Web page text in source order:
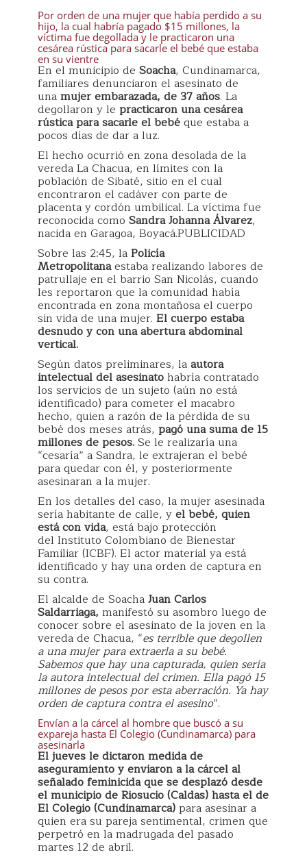
Por orden de una mujer que había perdido a su
hijo, la cual habría pagado $15 millones, la
víctima fue degollada y le practicaron una
cesárea rústica para sacarle el bebé que estaba
en su vientre
En el municipio de Soacha, Cundinamarca,
familiares denunciaron el asesinato de
unamujer embarazada, de 37 años. La
degollaron y le practicaron una cesárea
rústica para sacarle el bebéque estaba a
pocos días de dar a luz.
El hecho ocurrió en zona desolada de la
vereda La Chacua, en límites con la
población de Sibaté, sitio en el cual
encontraron el cadáver con parte de
placenta y cordón umbilical. La víctima fue
reconocida como Sandra Johanna Álvarez,
nacida en Garagoa, Boyacá.PUBLICIDAD
Sobre las 2:45, laPolicía
Metropolitanaestaba realizando labores de
patrullaje en el barrio San Nicolás, cuando
les reportaron que la comunidad había
encontrada en zona montañosa el cuerpo
sin vida de una mujer. El cuerpo estaba
desnudo y con una abertura abdominal
vertical.
Según datos preliminares, laautora
intelectual del asesinatohabría contratado
los servicios de un sujeto (aún no está
identificado) para cometer el macabro
hecho, quien a razón de la pérdida de su
bebé dos meses atrás, pagó una suma de 15
millones de pesos.Se le realizaría una
“cesaría” a Sandra, le extrajeran el bebé
para quedar con él, y posteriormente
asesinaran a la mujer.
En los detalles del caso, la mujer asesinada
sería habitante de calle, yel bebé, quien
está con vida, está bajo protección
del Instituto Colombiano de Bienestar
Familiar (ICBF). El actor material ya está
identificado y hay una orden de captura en
su contra.
El alcalde de SoachaJuan Carlos
Saldarriaga, manifestó su asombro luego de
conocer sobre el asesinato de la joven en la
vereda de Chacua, “es terrible que degollen
a una mujer para extraerla a su bebé.
Sabemos que hay una capturada, quien sería
la autora intelectual del crimen. Ella pagó 15
millones de pesos por esta aberración. Ya hay
orden de captura contra el asesino”.
Envían a la cárcel al hombre que buscó a su
expareja hasta El Colegio (Cundinamarca) para
asesinarla
El jueves le dictaron medida de
aseguramiento y enviaron a la cárcel al
señalado feminicida que se desplazó desde
el municipio de Riosucio (Caldas) hasta el de
El Colegio (Cundinamarca)para asesinar a
quien era su pareja sentimental, crimen que
perpetró en la madrugada del pasado
martes 12 de abril.